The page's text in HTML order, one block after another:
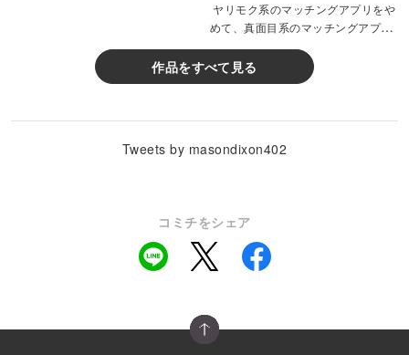
ヤリモク系のマッチングアプリをや
めて、真面目系のマッチングアプリ
作品をすべて見る
Tweets by masondixon402
コミチをシェア